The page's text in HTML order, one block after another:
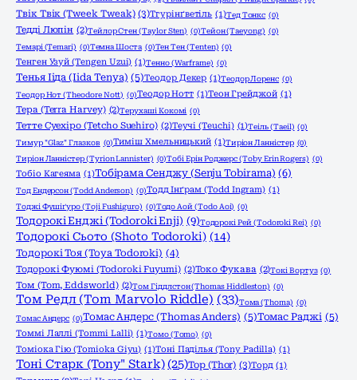
Твік Твік (Tweek Tweak) (3)Тгурінґветіль (1)Тед Тонкс (0)
Тедді Люпін (2)Тейлор Стен (Taylor Sten) (0)Тейон (Taeyong) (0)
Темарі (Temari) (0)Темна Шоста (0)Тен Тен (Tenten) (0)
Тенген Узуй (Tengen Uzui) (1)Тенно (Warframe) (0)
Тенья Ііда (Iida Tenya) (5)Теодор Декер (1)Теодор Лоренс (0)
Теодор Нот (Theodore Nott) (0)Теодор Нотт (1)Теон Грейджой (1)
Тера (Terra Harvey) (2)Терухаші Кокомі (0)
Тетте Суехіро (Tetcho Suehiro) (2)Теучі (Teuchi) (1)Теіль (Taeil) (0)
Тимур "Glaz" Глазков (0)Тиміш Хмельницький (1)Тиріон Ланністер (0)
Тиріон Ланністер (Tyrion Lannister) (0)Тобі Ерін Роджерс (Toby Erin Rogers) (0)
Тобіо Кагеяма (1)Тобірама Сенджу (Senju Tobirama) (6)
Тод Ендерсон (Todd Anderson) (0)Тодд Інґрам (Todd Ingram) (1)
Тоджі Фушіґуро (Toji Fushiguro) (0)Тодо Аой (Todo Aoi) (0)
Тодорокі Енджі (Todoroki Enji) (9)Тодорокі Рей (Todoroki Rei) (0)
Тодорокі Сьото (Shoto Todoroki) (14)
Тодорокі Тоя (Toya Todoroki) (4)
Тодорокі Фуюмі (Todoroki Fuyumi) (2)Токо Фукава (2)Токі Вортуз (0)
Том (Tom, Eddsworld) (2)Том Гіддлстон (Thomas Hiddleston) (0)
Том Редл (Tom Marvolo Riddle) (33)Тома (Thoma) (0)
Томас Андерс (0)Томас Андерс (Thomas Anders) (5)Томас Раджі (5)
Томмі Лаллі (Tommi Lalli) (1)Томо (Tomo) (0)
Томіока Гію (Tomioka Giyu) (1)Тоні Паділья (Tony Padilla) (1)
Тоні Старк (Tony" Stark) (25)Тор (Thor) (3)Торд (1)